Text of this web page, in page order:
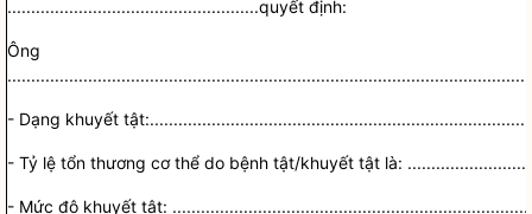
.....................................................quyết định:
Ông
- Dạng khuyết tật:
-Tỷ lệ tổn thương cơ thể do bệnh tật/khuyết tật là:
- Mức độ khuyết tật: